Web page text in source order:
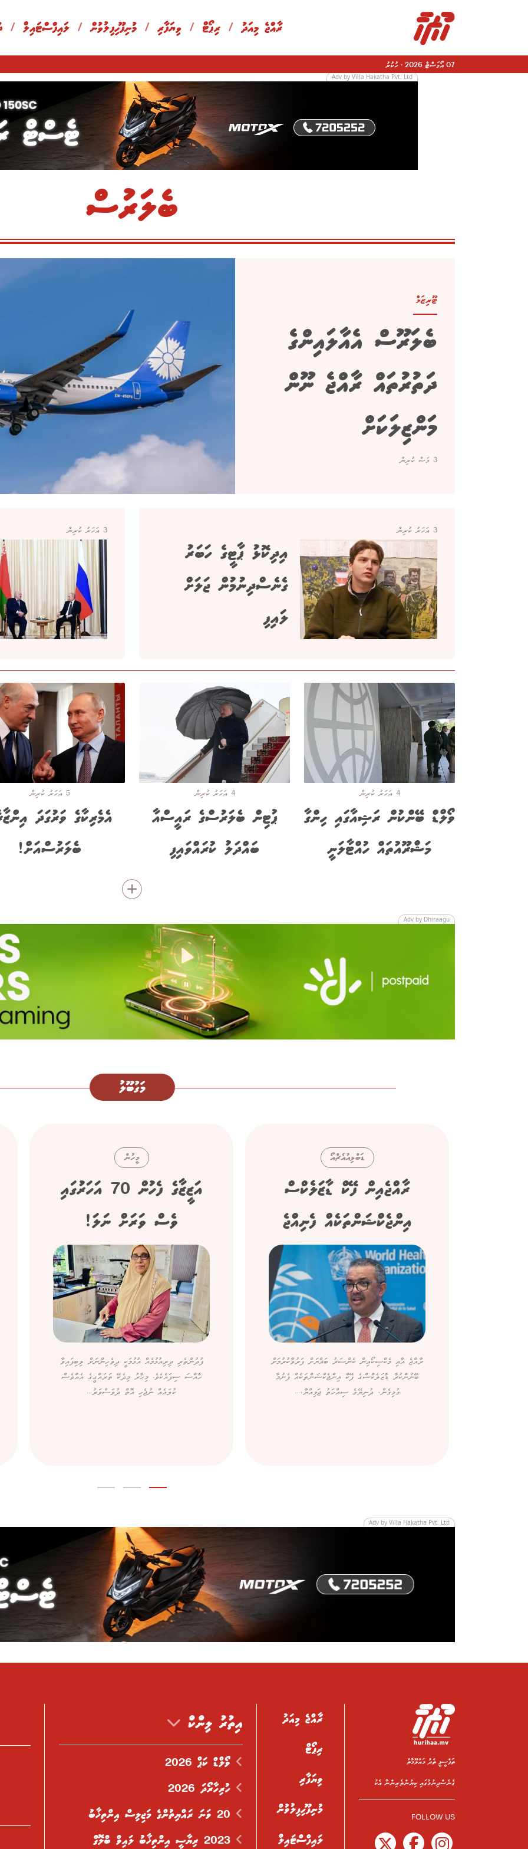
ރާއްޖެ މިއަދު / ރިޕޯޓް / ވިޔަފާރި / މުނިފޫހިފިލުވުން / ލައިފްސްޓައިލް /
07 އޯގަސްޓް 2026 · ހުކުރު
Adv by Villa Hakatha Pvt. Ltd
ބެލަރުސް
ޓޫރިޒަމް
ބެލަރޫސް އެއާލައިންގެ
ދަތުރުތައް ރާއްޖެ ނޫން
މަންޒިލަކަށް
3 މަސް ކުރިން
3 އަހަރު ކުރިން
އިދިކޮޅު ޕާޓީގެ ހަބަރު
ގެނެސްދިނުމުން ޖަލަށް
ލައިފި
3 އަހަރު ކުރިން
4 އަހަރު ކުރިން
ވޯލްޑް ބޭންކުން ރަޝިއާގައި ހިންގާ
މަޝްރޫއުތައް ހުއްޓާލަނީ
4 އަހަރު ކުރިން
ޕުޓިން ބެލަރުސްގެ ރައީސްއާ
ބައްދަލު ކުރައްވައިފި
5 އަހަރު ކުރިން
އެމެރިކާގެ ވަރުގަދަ
ބެެލަރުސްއަށް!
Adv by Dhiraagu
މަގުބޫލު
ޑަބްލިއުއެޗްއޯ
ރާއްޖެއިން ފޭކް ޑާޒަލެކްސް
އިންޖެކްޝަންތަކެއް ފެނިއްޖެ
ރާއްޖެ އާއި މެކްސިކޯއިން ކެންސަރު ބައްޔަށް ފަރުވާކުރުމަށް
ބޭނުންކުރާ ޑާޒަލެކްސްގެ ފޭކް އިންޖެކްޝަންތަކެއް ފެނުމާ
ގުޅިގެން، ދުނިޔޭގެ ސިއްހަތު ޖަމިއްޔާ،...
މީހުން
އަޒީޒާގެ ފެހުން 70 އަހަރުގައި
ވެސް ވަރަށް ނަލަ!
ފުދުންތެރި ދިރިއުޅުމެއް އުޅުމަކީ ދިވެހިންނަށް ލިބިފައިވާ
ހާއްސަ ސިފައެކެވެ. މިހާރު މިދެކޭ ތަރައްގީގެ އެއްވެސް
ކުލައެއް ނުޖެހި އޮތް ދުވަސްވަރު...
Adv by Villa Hakatha Pvt. Ltd
ތަފްސީލީ ތެދު މައުލޫމާތު
ގެނެސްދިނުމުގައި ކިޔުންތެރިންނާ އެކު
FOLLOW US
ރާއްޖެ މިއަދު
ރިޕޯޓް
ވިޔަފާރި
މުނިފޫހިފިލުވުން
ލައިފްސްޓައިލް
އިތުރު ލިންކް
ވޯލްޑް ކަޕް 2026
ހުރިހާރޯދަ 2026